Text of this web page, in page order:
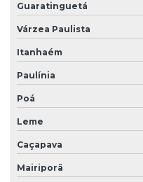
Laudo pericial trabalhista
Laudo periculosidade eletricista
Laudo de periculosidade e
Laudo de periculosidade nr
Laudo pgr esocial
Laudo de para raios spda
Guaratinguetá
Várzea Paulista
Itanhaém
Paulínia
Poá
Leme
Caçapava
Mairiporã